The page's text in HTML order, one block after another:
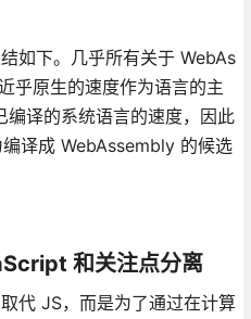
如下。几乎所有关于 WebAs
乎原生的速度作为语言的主
编译的系统语言的速度，因此
译成 WebAssembly 的候选
和关注点分离
代 JS，而是为了通过在计算